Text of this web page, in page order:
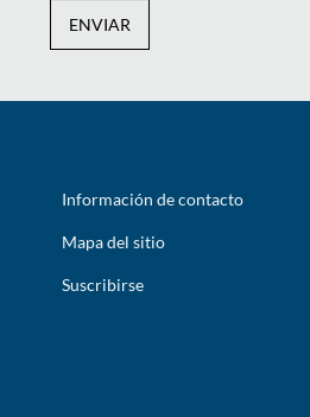
ENVIAR
Información de contacto
Mapa del sitio
Suscribirse